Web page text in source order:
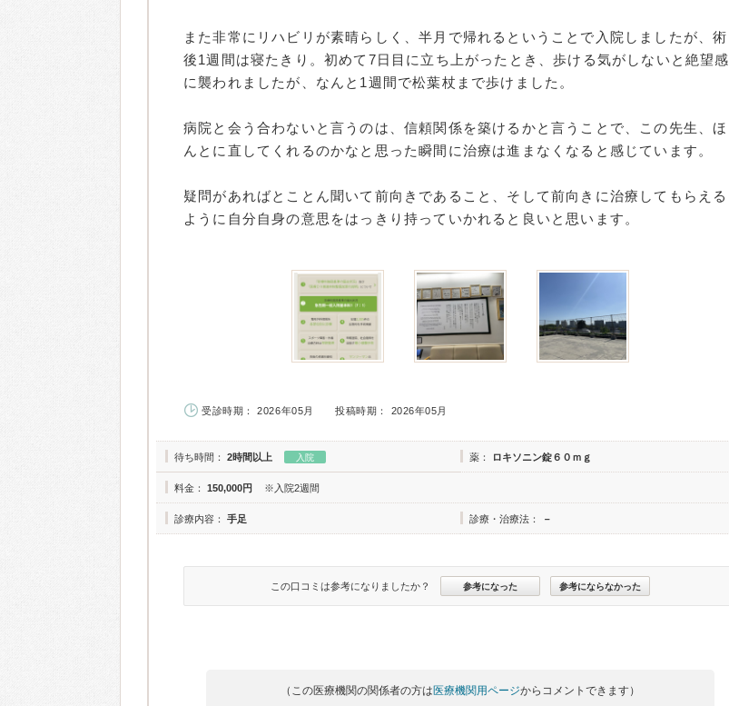
また非常にリハビリが素晴らしく、半月で帰れるということで入院しましたが、術
後1週間は寝たきり。初めて7日目に立ち上がったとき、歩ける気がしないと絶望感
に襲われましたが、なんと1週間で松葉杖まで歩けました。
病院と会う合わないと言うのは、信頼関係を築けるかと言うことで、この先生、ほ
んとに直してくれるのかなと思った瞬間に治療は進まなくなると感じています。
疑問があればとことん聞いて前向きであること、そして前向きに治療してもらえる
ように自分自身の意思をはっきり持っていかれると良いと思います。
受診時期： 2026年05月 投稿時期： 2026年05月
待ち時間： 2時間以上 入院 薬： ロキソニン錠６０ｍｇ
料金： 150,000円 ※入院2週間
診療内容： 手足 診療・治療法： －
この口コミは参考になりましたか？ 参考になった 参考にならなかった
（この医療機関の関係者の方は 医療機関用ページからコメントできます）